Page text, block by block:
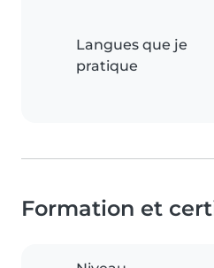
Langues que je
pratique
Formation et